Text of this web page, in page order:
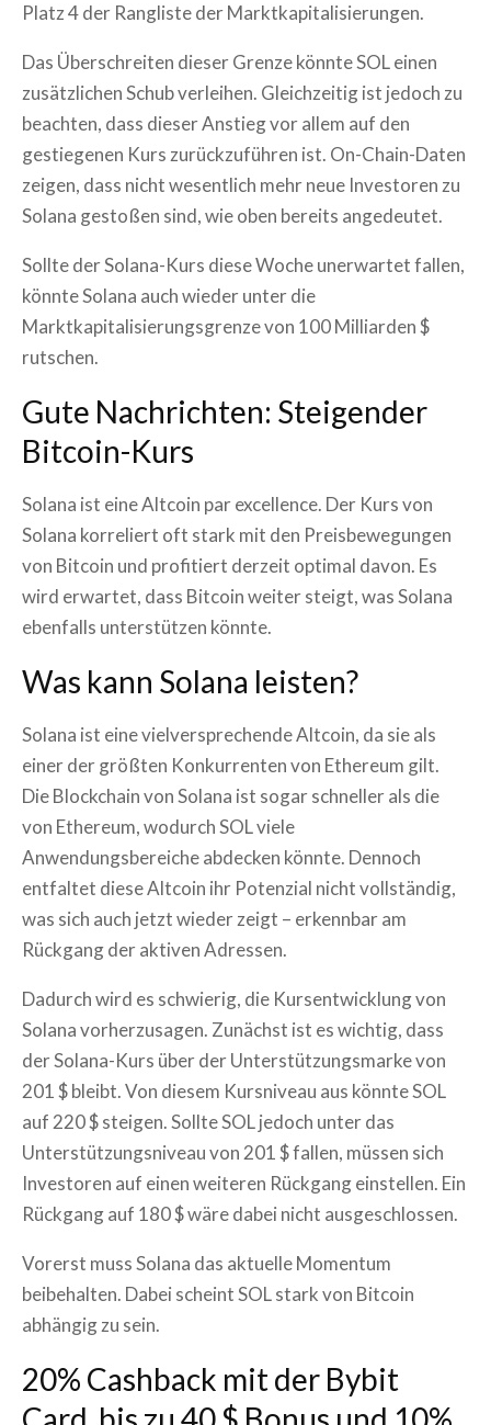
Platz 4 der Rangliste der Marktkapitalisierungen.
Das Überschreiten dieser Grenze könnte SOL einen
zusätzlichen Schub verleihen. Gleichzeitig ist jedoch zu
beachten, dass dieser Anstieg vor allem auf den
gestiegenen Kurs zurückzuführen ist. On-Chain-Daten
zeigen, dass nicht wesentlich mehr neue Investoren zu
Solana gestoßen sind, wie oben bereits angedeutet.
Sollte der Solana-Kurs diese Woche unerwartet fallen,
könnte Solana auch wieder unter die
Marktkapitalisierungsgrenze von 100 Milliarden $
rutschen.
Gute Nachrichten: Steigender
Bitcoin-Kurs
Solana ist eine Altcoin par excellence. Der Kurs von
Solana korreliert oft stark mit den Preisbewegungen
von Bitcoin und profitiert derzeit optimal davon. Es
wird erwartet, dass Bitcoin weiter steigt, was Solana
ebenfalls unterstützen könnte.
Was kann Solana leisten?
Solana ist eine vielversprechende Altcoin, da sie als
einer der größten Konkurrenten von Ethereum gilt.
Die Blockchain von Solana ist sogar schneller als die
von Ethereum, wodurch SOL viele
Anwendungsbereiche abdecken könnte. Dennoch
entfaltet diese Altcoin ihr Potenzial nicht vollständig,
was sich auch jetzt wieder zeigt – erkennbar am
Rückgang der aktiven Adressen.
Dadurch wird es schwierig, die Kursentwicklung von
Solana vorherzusagen. Zunächst ist es wichtig, dass
der Solana-Kurs über der Unterstützungsmarke von
201 $ bleibt. Von diesem Kursniveau aus könnte SOL
auf 220 $ steigen. Sollte SOL jedoch unter das
Unterstützungsniveau von 201 $ fallen, müssen sich
Investoren auf einen weiteren Rückgang einstellen. Ein
Rückgang auf 180 $ wäre dabei nicht ausgeschlossen.
Vorerst muss Solana das aktuelle Momentum
beibehalten. Dabei scheint SOL stark von Bitcoin
abhängig zu sein.
20% Cashback mit der Bybit